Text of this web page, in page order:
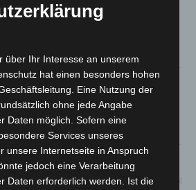
Höhe des entstandenen
Nächster Artikel
über Ihr Interesse an unserem
hat einen besonders hohen
Eine Nutzung der
ohne jede Angabe
Daten möglich. Sofern eine
Services unseres
unsere Internetseite in Anspruch
jedoch eine Verarbeitung
Daten erforderlich werden. Ist die